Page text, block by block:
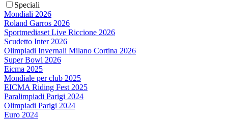
Speciali
Mondiali 2026
Roland Garros 2026
Sportmediaset Live Riccione 2026
Scudetto Inter 2026
Olimpiadi Invernali Milano Cortina 2026
Super Bowl 2026
Eicma 2025
Mondiale per club 2025
EICMA Riding Fest 2025
Paralimpiadi Parigi 2024
Olimpiadi Parigi 2024
Euro 2024